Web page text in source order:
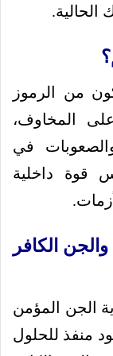
الحالية.
من الرموز
على المخاوف،
في
قوة داخلية
الكافر
الجن المؤمن
منفذ للحلول